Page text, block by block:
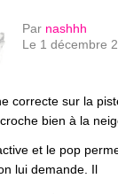
Par nashhh
Le 1 décembre
correcte sur la
bien à la
et le pop
lui demande. Il